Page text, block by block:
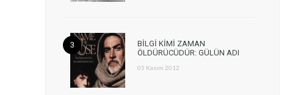
BİLGİ KİMİ ZAMAN
ÖLDÜRÜCÜDÜR: GÜLÜN ADI
05 Kasım 2012